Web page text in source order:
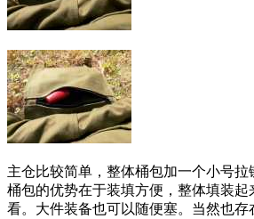
主仓比较简单，整体桶包加一个小号拉
桶包的优势在于装填方便，整体填装起
看。大件装备也可以随便塞。当然也存